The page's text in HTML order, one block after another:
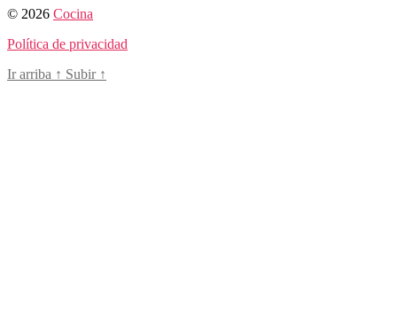
© 2026 Cocina
Política de privacidad
Ir arriba ↑ Subir ↑